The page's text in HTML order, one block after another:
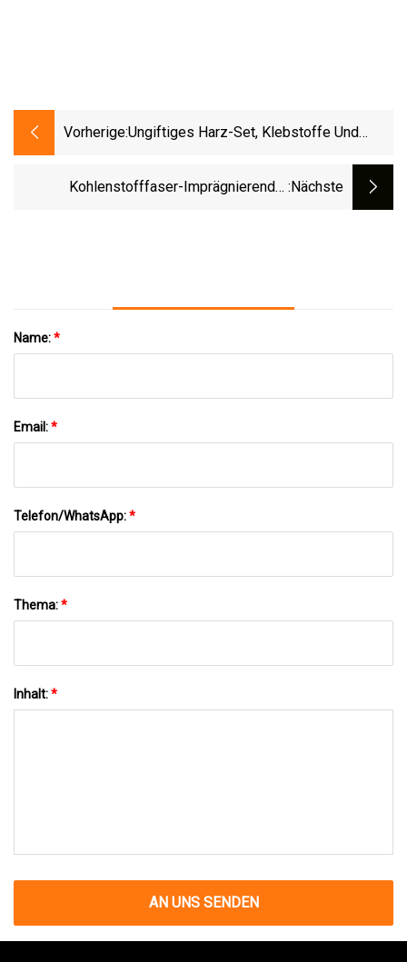
Vorherige:Ungiftiges Harz-Set, Klebstoffe Und
Epoxidharz Und Härter, Hochglänzende
Ab-Kleber-Arbeitsplattenbeschichtungen
Kohlenstofffaser-Imprägnierender :nächste
Name:*
Email:*
Telefon/WhatsApp:*
Thema:*
Inhalt:*
AN UNS SENDEN